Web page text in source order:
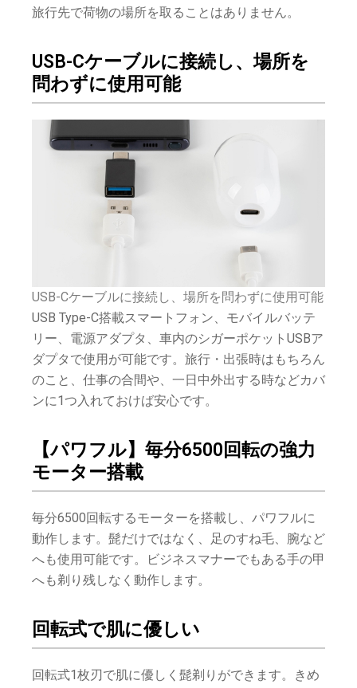
旅行先で荷物の場所を取ることはありません。
USB-Cケーブルに接続し、場所を
問わずに使用可能
USB-Cケーブルに接続し、場所を問わずに使用可能
USB Type-C搭載スマートフォン、モバイルバッテ
リー、電源アダプタ、車内のシガーポケットUSBア
ダプタで使用が可能です。旅行・出張時はもちろん
のこと、仕事の合間や、一日中外出する時などカバ
ンに1つ入れておけば安心です。
【パワフル】毎分6500回転の強力
モーター搭載
毎分6500回転するモーターを搭載し、パワフルに
動作します。髭だけではなく、足のすね毛、腕など
へも使用可能です。ビジネスマナーでもある手の甲
へも剃り残しなく動作します。
回転式で肌に優しい
回転式1枚刃で肌に優しく髭剃りができます。きめ